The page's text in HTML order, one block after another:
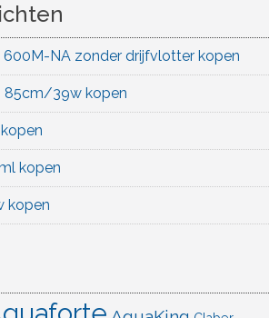
600M-NA zonder drijfvlotter kopen
85cm/39w kopen
kopen
kopen